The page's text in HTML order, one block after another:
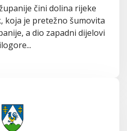
čini dolina rijeke
koja je pretežno šumovita
a dio zapadni dijelovi